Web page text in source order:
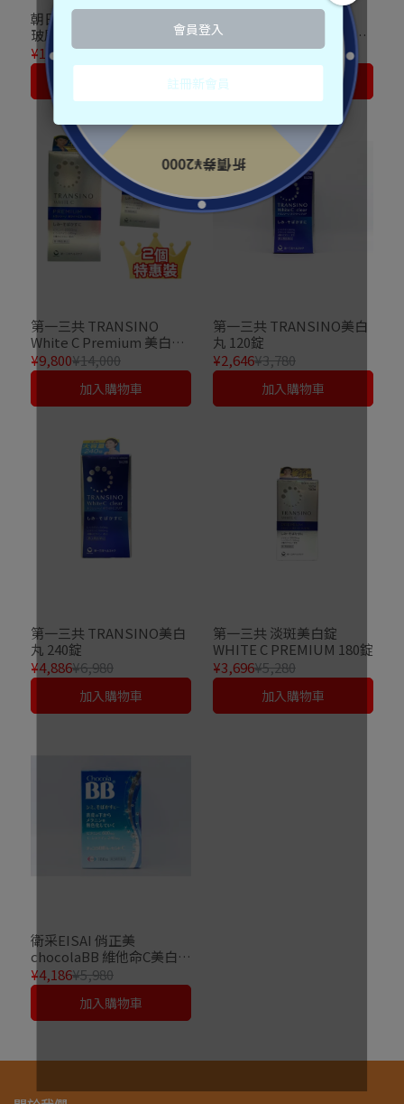
朝日ASAHI Dear-Natura
玻尿酸 60粒
¥1,316 ¥1,880
White C Premium 美白丸
270錠
¥5,306¥7,580
第一三共 TRANSINO
White C Premium 美白丸
270錠 2個套裝
¥9,800¥14,000
加入購物車
第一三共 TRANSINO美白
丸 120錠
¥2,646¥3,780
加入購物車
第一三共 TRANSINO美白
丸 240錠
¥4,886¥6,980
加入購物車
第一三共 淡斑美白錠
WHITE C PREMIUM 180錠
¥3,696¥5,280
加入購物車
衛采EISAI 俏正美
chocolaBB 維他命C美白丸
180錠
¥4,186¥5,980
加入購物車